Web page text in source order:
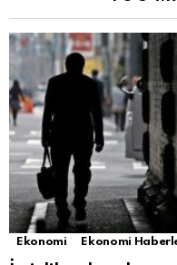
Ekonomi Ekonomi